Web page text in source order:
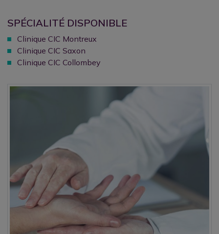
SPÉCIALITÉ DISPONIBLE
Clinique CIC Montreux
Clinique CIC Saxon
Clinique CIC Collombey